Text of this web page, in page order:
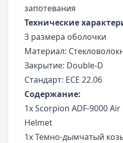
запотевания
Технические
3 размера оболочки
Материал:
Закрытие: Double-D
Стандарт: ECE 22.06
Содержание:
1x Scorpion ADF-9000
Helmet
1x Темно-дымчатый